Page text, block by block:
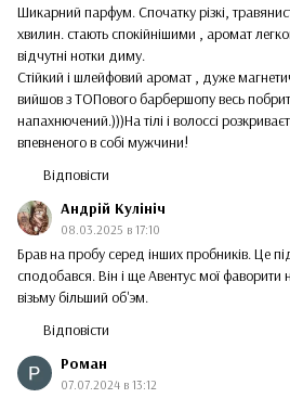
Шикарний парфум. Спочатку різкі,
хвилин. стають спокійнішими , аромат
відчутні нотки диму.
Стійкий і шлейфовий аромат , дуже
вийшов з ТОПового барбершопу весь
напахнючений.)))На тілі і волоссі
впевненого в собі мужчини!
Відповісти
Андрій Кулініч
08.03.2025 в 17:10
Брав на пробу серед інших пробників. Це
сподобався. Він і ще Авентус мої фаворити
візьму більший об'эм.
Відповісти
Роман
07.07.2024 в 13:12